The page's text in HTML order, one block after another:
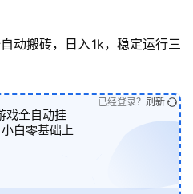
动搬砖，日入1k，稳定运行三
戏全自动挂
白零基础上
已经登录？ 刷新